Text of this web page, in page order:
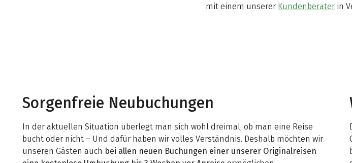
mit einem unserer Kundenberaterin
Sorgenfreie Neubuchungen
In der aktuellen Situation überlegt man sich wohl dreimal, ob man eine Reise
bucht oder nicht – Und dafür haben wir volles Verständnis. Deshalb möchten wir
unseren Gästen auch bei allen neuen Buchungen einer unserer Originalreisen